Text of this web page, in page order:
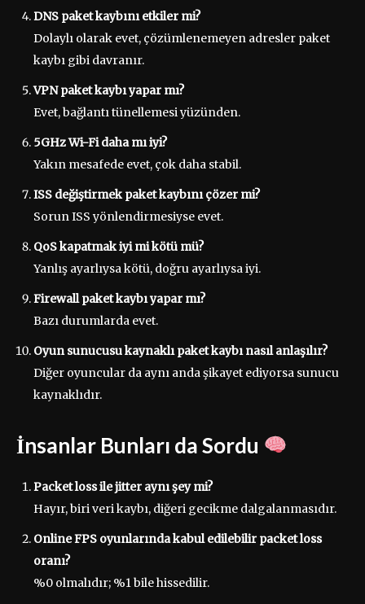
DNS paket kaybını etkiler mi?
Dolaylı olarak evet, çözümlenemeyen adresler paket
kaybı gibi davranır.
VPN paket kaybı yapar mı?
Evet, bağlantı tünellemesi yüzünden.
5GHz Wi-Fi daha mı iyi?
Yakın mesafede evet, çok daha stabil.
ISS değiştirmek paket kaybını çözer mi?
Sorun ISS yönlendirmesiyse evet.
QoS kapatmak iyi mi kötü mü?
Yanlış ayarlıysa kötü, doğru ayarlıysa iyi.
Firewall paket kaybı yapar mı?
Bazı durumlarda evet.
Oyun sunucusu kaynaklı paket kaybı nasıl anlaşılır?
Diğer oyuncular da aynı anda şikayet ediyorsa sunucu
kaynaklıdır.
İnsanlar Bunları da Sordu
Packet loss ile jitter aynı şey mi?
Hayır, biri veri kaybı, diğeri gecikme dalgalanmasıdır.
Online FPS oyunlarında kabul edilebilir packet loss
oranı?
%0 olmalıdır; %1 bile hissedilir.